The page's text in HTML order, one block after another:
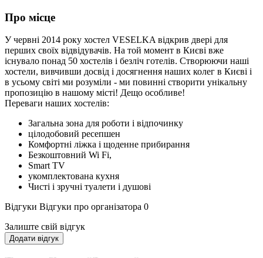
Про місце
У червні 2014 року хостел VESELKA відкрив двері для
перших своїх відвідувачів. На той момент в Києві вже
існувало понад 50 хостелів і безліч готелів. Створюючи наші
хостели, вивчивши досвід і досягнення наших колег в Києві і
в усьому світі ми розуміли - ми повинні створити унікальну
пропозицію в нашому місті! Дещо особливе!
Переваги наших хостелів:
Загальна зона для роботи і відпочинку
цілодобовий ресепшен
Комфортні ліжка і щоденне прибирання
Безкоштовний Wi Fi,
Smart TV
укомплектована кухня
Чисті і зручні туалети і душові
Відгуки Відгуки про організатора 0
Залиште свій відгук
Додати відгук